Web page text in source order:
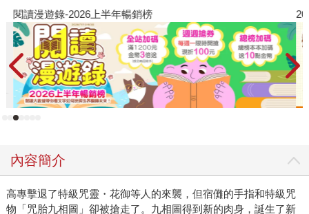
閱讀漫遊錄-2026上半年暢銷榜
內容簡介
高專擊退了特級咒靈・花御等人的來襲，但宿儺的手指和特級咒
物「咒胎九相圖」卻被搶走了。九相圖得到新的肉身，誕生了新